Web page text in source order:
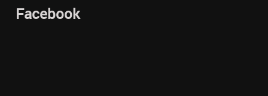
Facebook